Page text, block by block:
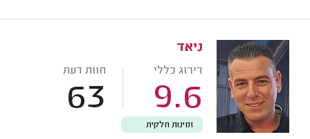
ניאד
דירוג כללי
9.6
חוות דעת
63
זמינות חלקית